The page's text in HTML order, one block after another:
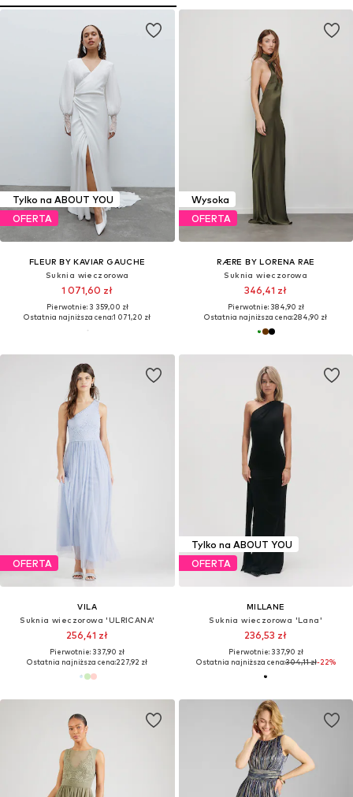
Tylko na ABOUT YOU
OFERTA
FLEUR BY KAVIAR GAUCHE
Suknia wieczorowa
1 071,60 zł
Pierwotnie: 3 359,00 zł
Ostatnia najniższa cena:1 071,20 zł
Wysoka
OFERTA
RÆRE BY LORENA RAE
Suknia wieczorowa
346,41 zł
Pierwotnie: 384,90 zł
Ostatnia najniższa cena:284,90 zł
OFERTA
VILA
Suknia wieczorowa 'ULRICANA'
256,41 zł
Pierwotnie: 337,90 zł
Ostatnia najniższa cena:227,92 zł
Tylko na ABOUT YOU
OFERTA
MILLANE
Suknia wieczorowa 'Lana'
236,53 zł
Pierwotnie: 337,90 zł
Ostatnia najniższa cena:304,11 zł-22%